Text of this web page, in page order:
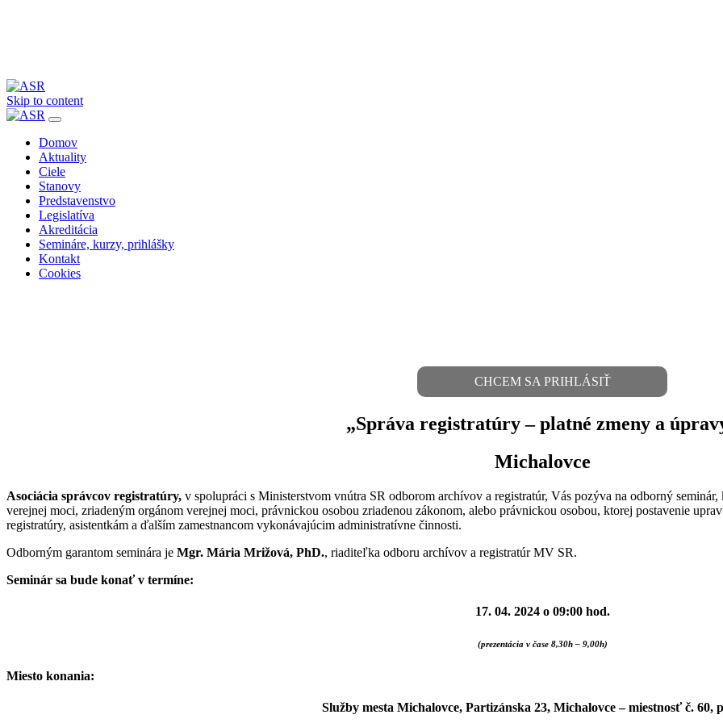
Skip to content
Domov
Aktuality
Ciele
Stanovy
Predstavenstvo
Legislatíva
Akreditácia
Semináre, kurzy, prihlášky
Kontakt
Cookies
CHCEM SA PRIHLÁSIŤ
„Správa registratúry – platné zmeny a
Michalovce
Asociácia správcov registratúry, v spolupráci s Ministerstvom vnútra SR odborom archívov a registratúr, Vás pozýva na odborný
verejnej moci, zriadeným orgánom verejnej moci, právnickou osobou zriadenou zákonom, alebo právnickou osobou, ktorej postavenie
registratúry, asistentkám a ďalším zamestnancom vykonávajúcim administratívne činnosti.
Odborným garantom seminára je Mgr. Mária Mrižová, PhD., riaditeľka odboru archívov a registratúr MV SR.
Seminár sa bude konať v termíne:
17. 04. 2024 o 09:00 hod.
(prezentácia v čase 8,30h – 9,00h)
Miesto konania:
Služby mesta Michalovce, Partizánska 23, Michalovce– miestnosť č. 60,